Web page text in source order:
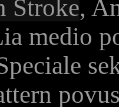
Stroke,
medio